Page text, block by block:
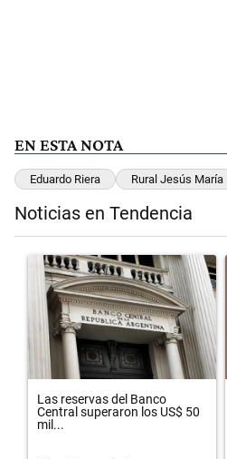
EN ESTA NOTA
Eduardo Riera Rural Jesús María
Noticias en Tendencia
Un artículo de tendencia con el
Las reservas del Banco
Central superaron los US$ 50
mil...